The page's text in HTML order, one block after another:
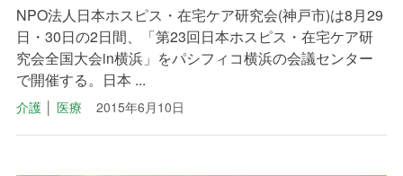
NPO法人日本ホスピス・在宅ケア研究会(神戸市)は8月29
日・30日の2日間、「第23回日本ホスピス・在宅ケア研
究会全国大会in横浜」をパシフィコ横浜の会議センター
で開催する。日本 ...
介護│ 医療 2015年6月10日